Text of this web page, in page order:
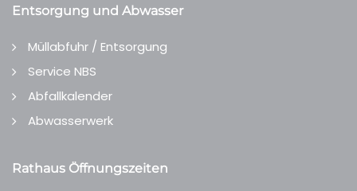
Entsorgung und Abwasser
Müllabfuhr / Entsorgung
Service NBS
Abfallkalender
Abwasserwerk
Rathaus Öffnungszeiten